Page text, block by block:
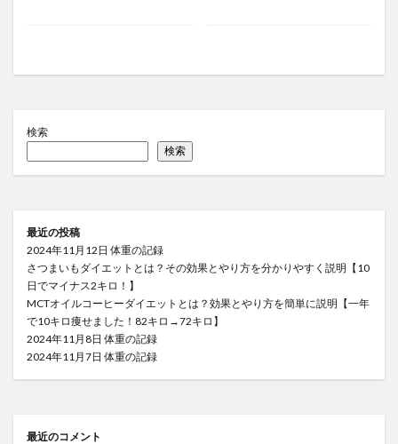
検索
検索
最近の投稿
2024年11月12日 体重の記録
さつまいもダイエットとは？その効果とやり方を分かりやすく説明【10
日でマイナス2キロ！】
MCTオイルコーヒーダイエットとは？効果とやり方を簡単に説明【一年
で10キロ痩せました！82キロ→72キロ】
2024年11月8日 体重の記録
2024年11月7日 体重の記録
最近のコメント